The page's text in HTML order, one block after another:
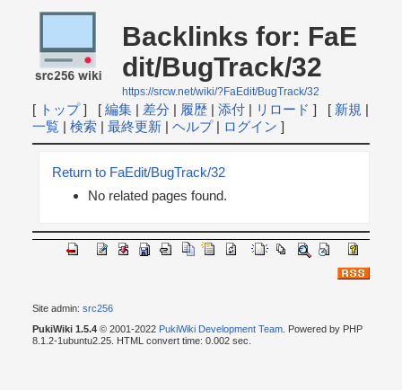
Backlinks for: FaE
dit/BugTrack/32
https://srcw.net/wiki/?FaEdit/BugTrack/32
[ トップ] [ 編集| 差分 | 履歴| 添付| リロード ] [ 新規 |
一覧| 検索| 最終更新| ヘルプ| ログイン ]
Return to FaEdit/BugTrack/32
No related pages found.
Site admin: src256
PukiWiki 1.5.4© 2001-2022 PukiWiki Development Team. Powered by PHP
8.1.2-1ubuntu2.25. HTML convert time: 0.002 sec.